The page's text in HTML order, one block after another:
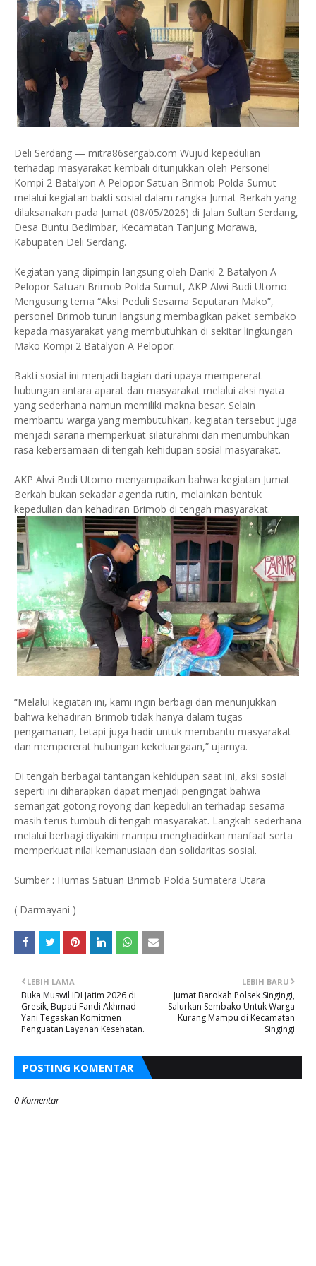
Deli Serdang — mitra86sergab.com Wujud kepedulian
terhadap masyarakat kembali ditunjukkan oleh Personel
Kompi 2 Batalyon A Pelopor Satuan Brimob Polda Sumut
melalui kegiatan bakti sosial dalam rangka Jumat Berkah yang
dilaksanakan pada Jumat (08/05/2026) di Jalan Sultan Serdang,
Desa Buntu Bedimbar, Kecamatan Tanjung Morawa,
Kabupaten Deli Serdang.
Kegiatan yang dipimpin langsung oleh Danki 2 Batalyon A
Pelopor Satuan Brimob Polda Sumut, AKP Alwi Budi Utomo.
Mengusung tema “Aksi Peduli Sesama Seputaran Mako”,
personel Brimob turun langsung membagikan paket sembako
kepada masyarakat yang membutuhkan di sekitar lingkungan
Mako Kompi 2 Batalyon A Pelopor.
Bakti sosial ini menjadi bagian dari upaya mempererat
hubungan antara aparat dan masyarakat melalui aksi nyata
yang sederhana namun memiliki makna besar. Selain
membantu warga yang membutuhkan, kegiatan tersebut juga
menjadi sarana memperkuat silaturahmi dan menumbuhkan
rasa kebersamaan di tengah kehidupan sosial masyarakat.
AKP Alwi Budi Utomo menyampaikan bahwa kegiatan Jumat
Berkah bukan sekadar agenda rutin, melainkan bentuk
kepedulian dan kehadiran Brimob di tengah masyarakat.
“Melalui kegiatan ini, kami ingin berbagi dan menunjukkan
bahwa kehadiran Brimob tidak hanya dalam tugas
pengamanan, tetapi juga hadir untuk membantu masyarakat
dan mempererat hubungan kekeluargaan,” ujarnya.
Di tengah berbagai tantangan kehidupan saat ini, aksi sosial
seperti ini diharapkan dapat menjadi pengingat bahwa
semangat gotong royong dan kepedulian terhadap sesama
masih terus tumbuh di tengah masyarakat. Langkah sederhana
melalui berbagi diyakini mampu menghadirkan manfaat serta
memperkuat nilai kemanusiaan dan solidaritas sosial.
Sumber : Humas Satuan Brimob Polda Sumatera Utara
( Darmayani )
LEBIH BARU
Jumat Barokah Polsek Singingi,
Salurkan Sembako Untuk Warga
Kurang Mampu di Kecamatan
Singingi
LEBIH LAMA
Buka Muswil IDI Jatim 2026 di
Gresik, Bupati Fandi Akhmad
Yani Tegaskan Komitmen
Penguatan Layanan Kesehatan.
POSTING KOMENTAR
0 Komentar